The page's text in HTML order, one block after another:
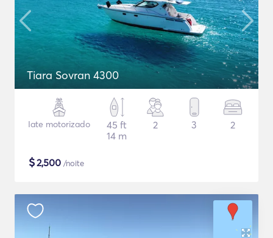
Tiara Sovran 4300
Iate motorizado
45 ft
14 m
2 3 2
$2,500 /noite